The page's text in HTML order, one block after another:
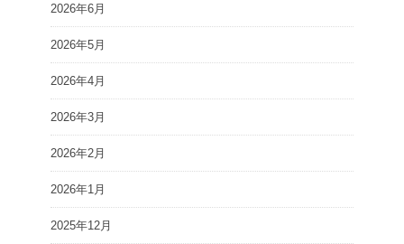
2026年6月
2026年5月
2026年4月
2026年3月
2026年2月
2026年1月
2025年12月